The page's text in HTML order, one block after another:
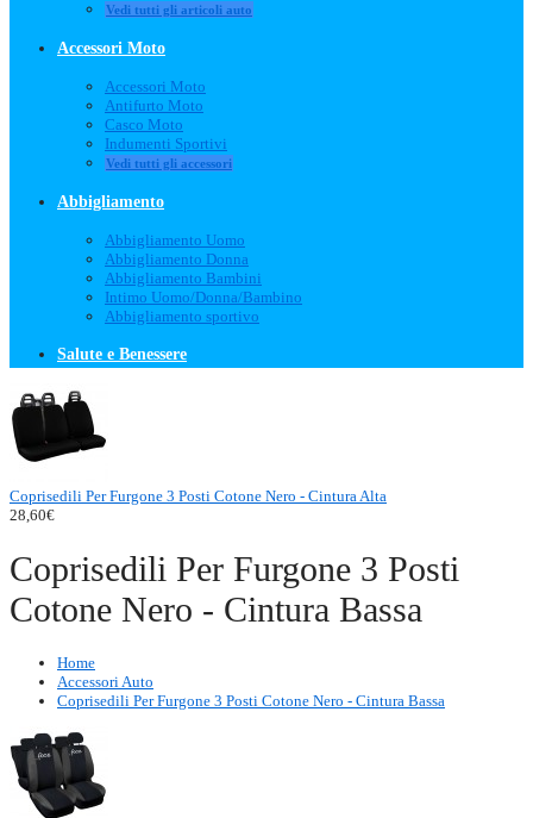
Vedi tutti gli articoli auto
Accessori Moto
Accessori Moto
Antifurto Moto
Casco Moto
Indumenti Sportivi
Vedi tutti gli accessori
Abbigliamento
Abbigliamento Uomo
Abbigliamento Donna
Abbigliamento Bambini
Intimo Uomo/Donna/Bambino
Abbigliamento sportivo
Salute e Benessere
Coprisedili Per Furgone 3 Posti Cotone Nero - Cintura Alta
28,60€
Coprisedili Per Furgone 3 Posti
Cotone Nero - Cintura Bassa
Home
Accessori Auto
Coprisedili Per Furgone 3 Posti Cotone Nero - Cintura Bassa